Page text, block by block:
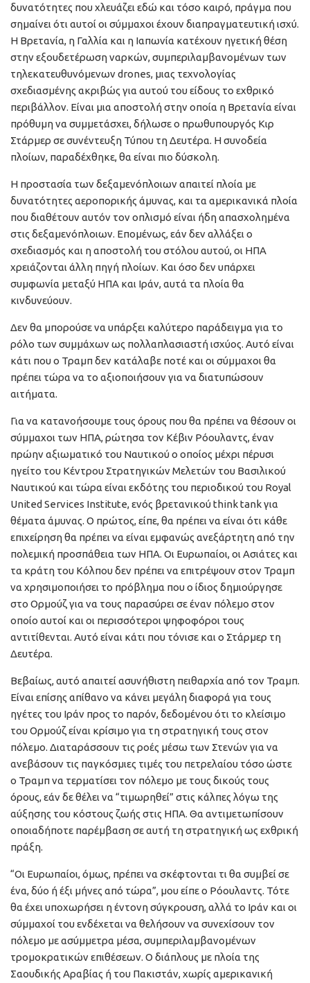
δυνατότητες που χλευάζει εδώ και τόσο καιρό, πράγμα που
σημαίνει ότι αυτοί οι σύμμαχοι έχουν διαπραγματευτική ισχύ.
Η Βρετανία, η Γαλλία και η Ιαπωνία κατέχουν ηγετική θέση
στην εξουδετέρωση ναρκών, συμπεριλαμβανομένων των
τηλεκατευθυνόμενων drones, μιας τεχνολογίας
σχεδιασμένης ακριβώς για αυτού του είδους το εχθρικό
περιβάλλον. Είναι μια αποστολή στην οποία η Βρετανία είναι
πρόθυμη να συμμετάσχει, δήλωσε ο πρωθυπουργός Κιρ
Στάρμερ σε συνέντευξη Τύπου τη Δευτέρα. Η συνοδεία
πλοίων, παραδέχθηκε, θα είναι πιο δύσκολη.
Η προστασία των δεξαμενόπλοιων απαιτεί πλοία με
δυνατότητες αεροπορικής άμυνας, και τα αμερικανικά πλοία
που διαθέτουν αυτόν τον οπλισμό είναι ήδη απασχολημένα
στις δεξαμενόπλοιων. Επομένως, εάν δεν αλλάξει ο
σχεδιασμός και η αποστολή του στόλου αυτού, οι ΗΠΑ
χρειάζονται άλλη πηγή πλοίων. Και όσο δεν υπάρχει
συμφωνία μεταξύ ΗΠΑ και Ιράν, αυτά τα πλοία θα
κινδυνεύουν.
Δεν θα μπορούσε να υπάρξει καλύτερο παράδειγμα για το
ρόλο των συμμάχων ως πολλαπλασιαστή ισχύος. Αυτό είναι
κάτι που ο Τραμπ δεν κατάλαβε ποτέ και οι σύμμαχοι θα
πρέπει τώρα να το αξιοποιήσουν για να διατυπώσουν
αιτήματα.
Για να κατανοήσουμε τους όρους που θα πρέπει να θέσουν οι
σύμμαχοι των ΗΠΑ, ρώτησα τον Κέβιν Ρόουλαντς, έναν
πρώην αξιωματικό του Ναυτικού ο οποίος μέχρι πέρυσι
ηγείτο του Κέντρου Στρατηγικών Μελετών του Βασιλικού
Ναυτικού και τώρα είναι εκδότης του περιοδικού του Royal
United Services Institute, ενός βρετανικού think tank για
θέματα άμυνας. Ο πρώτος, είπε, θα πρέπει να είναι ότι κάθε
επιχείρηση θα πρέπει να είναι εμφανώς ανεξάρτητη από την
πολεμική προσπάθεια των ΗΠΑ. Οι Ευρωπαίοι, οι Ασιάτες και
τα κράτη του Κόλπου δεν πρέπει να επιτρέψουν στον Τραμπ
να χρησιμοποιήσει το πρόβλημα που ο ίδιος δημιούργησε
στο Ορμούζ για να τους παρασύρει σε έναν πόλεμο στον
οποίο αυτοί και οι περισσότεροι ψηφοφόροι τους
αντιτίθενται. Αυτό είναι κάτι που τόνισε και ο Στάρμερ τη
Δευτέρα.
Βεβαίως, αυτό απαιτεί ασυνήθιστη πειθαρχία από τον Τραμπ.
Είναι επίσης απίθανο να κάνει μεγάλη διαφορά για τους
ηγέτες του Ιράν προς το παρόν, δεδομένου ότι το κλείσιμο
του Ορμούζ είναι κρίσιμο για τη στρατηγική τους στον
πόλεμο. Διαταράσσουν τις ροές μέσω των Στενών για να
ανεβάσουν τις παγκόσμιες τιμές του πετρελαίου τόσο ώστε
ο Τραμπ να τερματίσει τον πόλεμο με τους δικούς τους
όρους, εάν δε θέλει να “τιμωρηθεί” στις κάλπες λόγω της
αύξησης του κόστους ζωής στις ΗΠΑ. Θα αντιμετωπίσουν
οποιαδήποτε παρέμβαση σε αυτή τη στρατηγική ως εχθρική
πράξη.
“Οι Ευρωπαίοι, όμως, πρέπει να σκέφτονται τι θα συμβεί σε
ένα, δύο ή έξι μήνες από τώρα”, μου είπε ο Ρόουλαντς. Τότε
θα έχει υποχωρήσει η έντονη σύγκρουση, αλλά το Ιράν και οι
σύμμαχοί του ενδέχεται να θελήσουν να συνεχίσουν τον
πόλεμο με ασύμμετρα μέσα, συμπεριλαμβανομένων
τρομοκρατικών επιθέσεων. Ο διάπλους με πλοία της
Σαουδικής Αραβίας ή του Πακιστάν, χωρίς αμερικανική